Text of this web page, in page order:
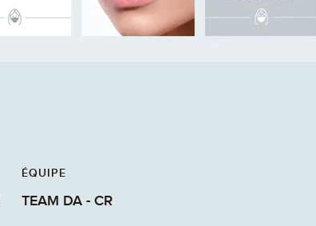
ÉQUIPE
TEAM DA - CR